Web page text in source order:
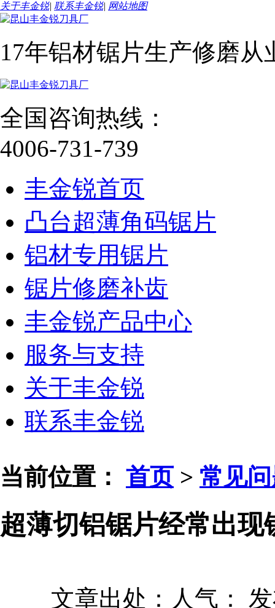
关于丰金锐| 联系丰金锐| 网站地图
17年铝材锯片生产修磨从
全国咨询热线：
4006-731-739
丰金锐首页
凸台超薄角码锯片
铝材专用锯片
锯片修磨补齿
丰金锐产品中心
服务与支持
关于丰金锐
联系丰金锐
当前位置： 首页 > 常见
超薄切铝锯片经常出
文章出处： 人气：